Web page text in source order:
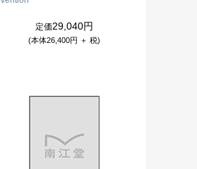
定価29,040円
(本体26,400円 ＋ 税)